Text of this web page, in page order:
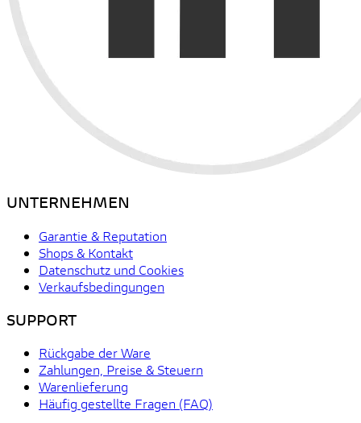
UNTERNEHMEN
Garantie & Reputation
Shops & Kontakt
Datenschutz und Cookies
Verkaufsbedingungen
SUPPORT
Rückgabe der Ware
Zahlungen, Preise & Steuern
Warenlieferung
Häufig gestellte Fragen (FAQ)